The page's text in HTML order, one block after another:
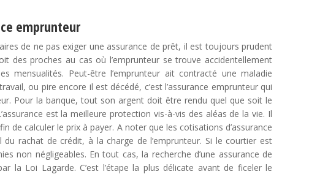
emprunteur
de ne pas exiger une assurance de prêt, il est toujours prudent
des proches au cas où l’emprunteur se trouve accidentellement
mensualités. Peut-être l’emprunteur ait contracté une maladie
ou pire encore il est décédé, c’est l’assurance emprunteur qui
Pour la banque, tout son argent doit être rendu quel que soit le
est la meilleure protection vis-à-vis des aléas de la vie. Il
de calculer le prix à payer. A noter que les cotisations d’assurance
rachat de crédit, à la charge de l’emprunteur. Si le courtier est
non négligeables. En tout cas, la recherche d’une assurance de
la Loi Lagarde. C’est l’étape la plus délicate avant de ficeler le